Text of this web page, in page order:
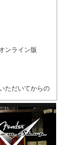
ンライン版
ただいてからの